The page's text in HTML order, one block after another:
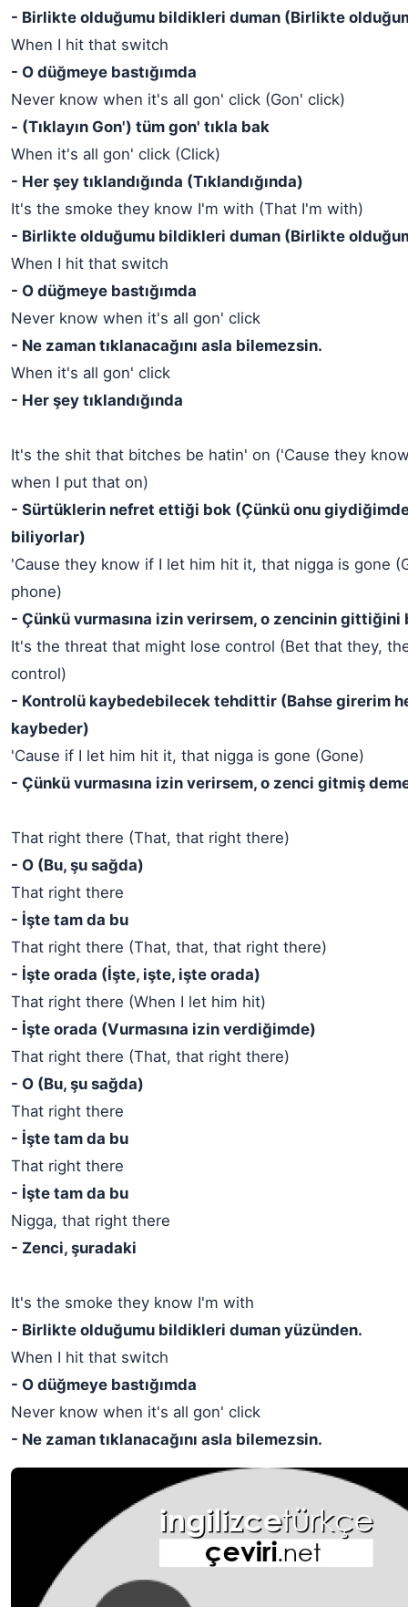
- Birlikte olduğumu bildikleri duman (Birlikte
When I hit that switch
- O düğmeye bastığımda
Never know when it's all gon' click (Gon' click)
- (Tıklayın Gon') tüm gon' tıkla bak
When it's all gon' click (Click)
- Her şey tıklandığında (Tıklandığında)
It's the smoke they know I'm with (That I'm with)
- Birlikte olduğumu bildikleri duman (Birlikte
When I hit that switch
- O düğmeye bastığımda
Never know when it's all gon' click
- Ne zaman tıklanacağını asla bilemezsin.
When it's all gon' click
- Her şey tıklandığında
It's the shit that bitches be hatin' on ('Cause they
when I put that on)
- Sürtüklerin nefret ettiği bok (Çünkü onu
biliyorlar)
'Cause they know if I let him hit it, that nigga is gone
phone)
- Çünkü vurmasına izin verirsem, o zencinin
It's the threat that might lose control (Bet that they,
control)
- Kontrolü kaybedebilecek tehdittir (Bahse girerim
kaybeder)
'Cause if I let him hit it, that nigga is gone (Gone)
- Çünkü vurmasına izin verirsem, o zenci gitmiş
That right there (That, that right there)
- O (Bu, şu sağda)
That right there
- İşte tam da bu
That right there (That, that, that right there)
- İşte orada (İşte, işte, işte orada)
That right there (When I let him hit)
- İşte orada (Vurmasına izin verdiğimde)
That right there (That, that right there)
- O (Bu, şu sağda)
That right there
- İşte tam da bu
That right there
- İşte tam da bu
Nigga, that right there
- Zenci, şuradaki
It's the smoke they know I'm with
- Birlikte olduğumu bildikleri duman yüzünden.
When I hit that switch
- O düğmeye bastığımda
Never know when it's all gon' click
- Ne zaman tıklanacağını asla bilemezsin.